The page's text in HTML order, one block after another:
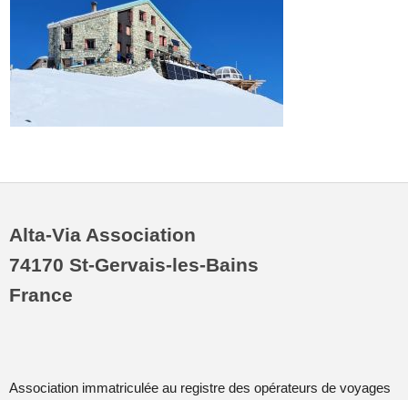
Alta-Via Association
74170 St-Gervais-les-Bains
France
Association immatriculée au registre des opérateurs de voyages